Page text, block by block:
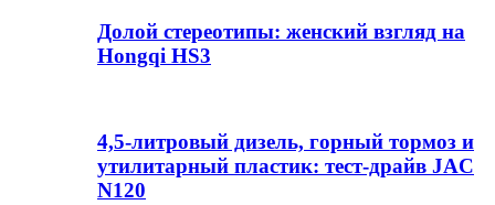
Долой стереотипы: женский взгляд на
Hongqi HS3
4,5-литровый дизель, горный тормоз и
утилитарный пластик: тест-драйв JAC
N120